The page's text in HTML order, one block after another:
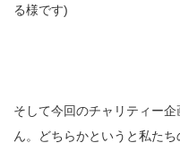
る様です)
そして今回のチャリティー
ん。どちらかというと私た